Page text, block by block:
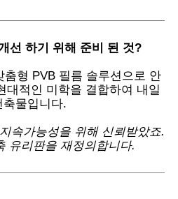
선 하기 위해 준비 된 것?
춤형 PVB 필름 솔루션으로 안
대적인 미학을 결합하여 내일
축물입니다.
속가능성을 위해 신뢰받았죠.
유리판을 재정의합니다.